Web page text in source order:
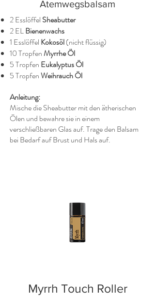
Atemwegsbalsam
2 Esslöffel Sheabutter
2 ELBienenwachs
1 Esslöffel Kokosöl(nicht flüssig)
10 TropfenMyrrhe Öl
5 Tropfen Eukalyptus Öl
5 TropfenWeihrauch Öl
Anleitung:
Mische die Sheabutter mit den ätherischen
Ölen und bewahre sie in einem
verschließbaren Glas auf. Trage den Balsam
bei Bedarf auf Brust und Hals auf.
Myrrh Touch Roller